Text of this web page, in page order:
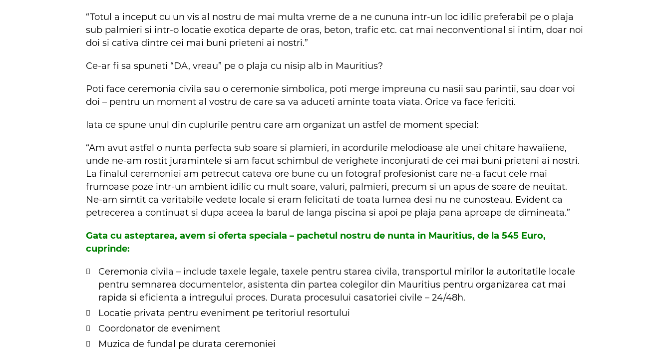
“Totul a inceput cu un vis al nostru de mai multa vreme de a ne cununa intr-un loc idilic preferabil pe o plaja
sub palmieri si intr-o locatie exotica departe de oras, beton, trafic etc. cat mai neconventional si intim, doar noi
doi si cativa dintre cei mai buni prieteni ai nostri.”
Ce-ar fi sa spuneti “DA, vreau” pe o plaja cu nisip alb in Mauritius?
Poti face ceremonia civila sau o ceremonie simbolica, poti merge impreuna cu nasii sau parintii, sau doar voi
doi – pentru un moment al vostru de care sa va aduceti aminte toata viata. Orice va face fericiti.
Iata ce spune unul din cuplurile pentru care am organizat un astfel de moment special:
“Am avut astfel o nunta perfecta sub soare si plamieri, in acordurile melodioase ale unei chitare hawaiiene,
unde ne-am rostit juramintele si am facut schimbul de verighete inconjurati de cei mai buni prieteni ai nostri.
La finalul ceremoniei am petrecut cateva ore bune cu un fotograf profesionist care ne-a facut cele mai
frumoase poze intr-un ambient idilic cu mult soare, valuri, palmieri, precum si un apus de soare de neuitat.
Ne-am simtit ca veritabile vedete locale si eram felicitati de toata lumea desi nu ne cunosteau. Evident ca
petrecerea a continuat si dupa aceea la barul de langa piscina si apoi pe plaja pana aproape de dimineata.”
Gata cu asteptarea, avem si oferta speciala – pachetul nostru de nunta in Mauritius, de la 545 Euro,
cuprinde:
Ceremonia civila – include taxele legale, taxele pentru starea civila, transportul mirilor la autoritatile locale
pentru semnarea documentelor, asistenta din partea colegilor din Mauritius pentru organizarea cat mai
rapida si eficienta a intregului proces. Durata procesului casatoriei civile – 24/48h.
Locatie privata pentru eveniment pe teritoriul resortului
Coordonator de eveniment
Muzica de fundal pe durata ceremoniei